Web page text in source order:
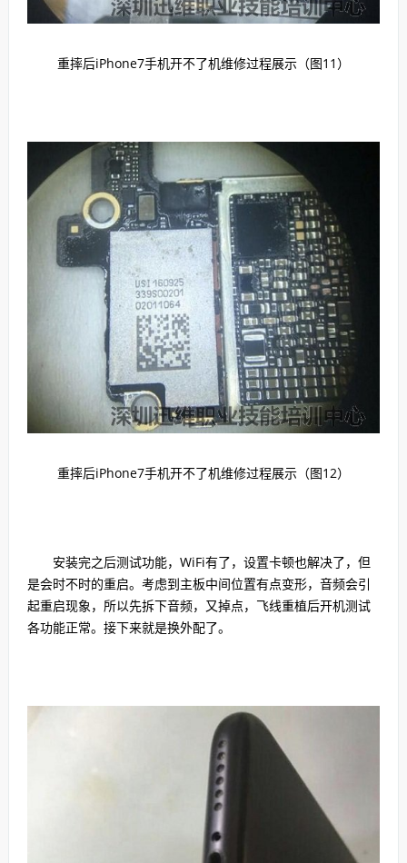
重摔后iPhone7手机开不了机维修过程展示（图11）
重摔后iPhone7手机开不了机维修过程展示（图12）
安装完之后测试功能，WiFi有了，设置卡顿也解决了，但
是会时不时的重启。考虑到主板中间位置有点变形，音频会引
起重启现象，所以先拆下音频，又掉点，飞线重植后开机测试
各功能正常。接下来就是换外配了。